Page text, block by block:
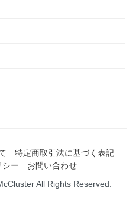
特定商取引法に基づく表記
シー
お問い合わせ
All Rights Reserved.